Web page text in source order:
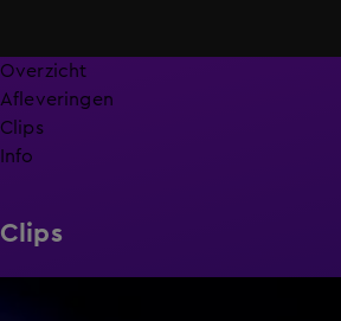
Overzicht
Afleveringen
Clips
Info
Clips